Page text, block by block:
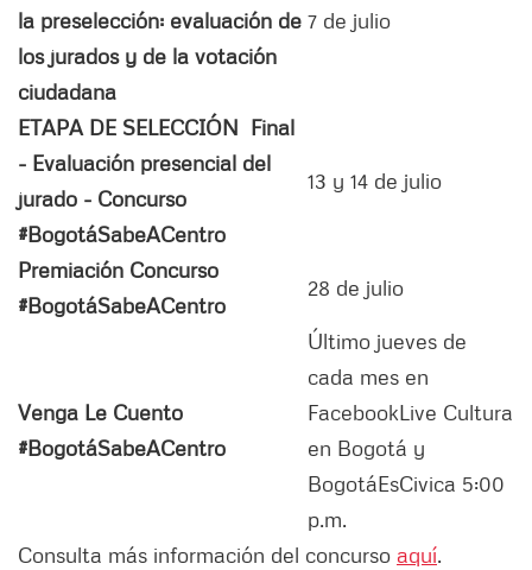
la preselección: evaluación de
los jurados y de la votación
ciudadana
7 de julio
ETAPA DE SELECCIÓN Final
- Evaluación presencial del
jurado - Concurso
#BogotáSabeACentro
13 y 14 de julio
Premiación Concurso
#BogotáSabeACentro
28 de julio
Venga Le Cuento
#BogotáSabeACentro
Último jueves de
cada mes en
FacebookLive Cultura
en Bogotá y
BogotáEsCivica 5:00
p.m.
Consulta más información del concurso aquí.